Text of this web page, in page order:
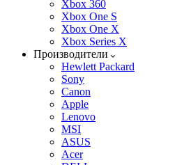
Xbox 360
Xbox One S
Xbox One X
Xbox Series X
Производители
Hewlett Packard
Sony
Canon
Apple
Lenovo
MSI
ASUS
Acer